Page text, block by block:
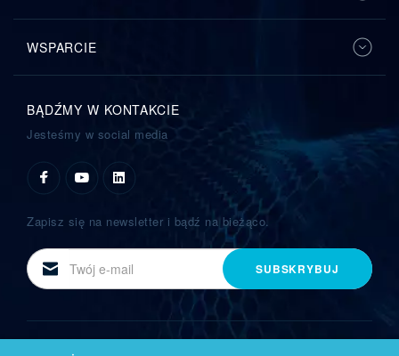
WSPARCIE
BĄDŹMY W KONTAKCIE
Jesteśmy w social media
Zapisz się na newsletter i bądź na bieżąco.
E-
mail
SUBSKRYBUJ